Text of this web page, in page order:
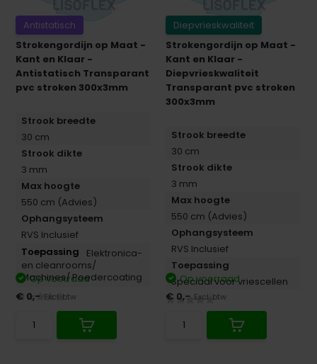
Antistatisch
Strokengordijn op Maat -
Kant en Klaar -
Antistatisch Transparant
pvc stroken 300x3mm
Strook breedte
30 cm
Strook dikte
3 mm
Max hoogte
550 cm (Advies)
Ophangsysteem
RVS Inclusief
Elektronica-
en cleanrooms/
Machines/ Poedercoating
Op voorraad
€ 0,- Excl. btw
Diepvrieskwaliteit
Strokengordijn op Maat -
Kant en Klaar -
Diepvrieskwaliteit
Transparant pvc stroken
300x3mm
Strook breedte
30 cm
Strook dikte
3 mm
Max hoogte
550 cm (Advies)
Ophangsysteem
RVS Inclusief
Toepassing
Speciaal voor vriescellen
Op voorraad
€ 0,- Excl. btw